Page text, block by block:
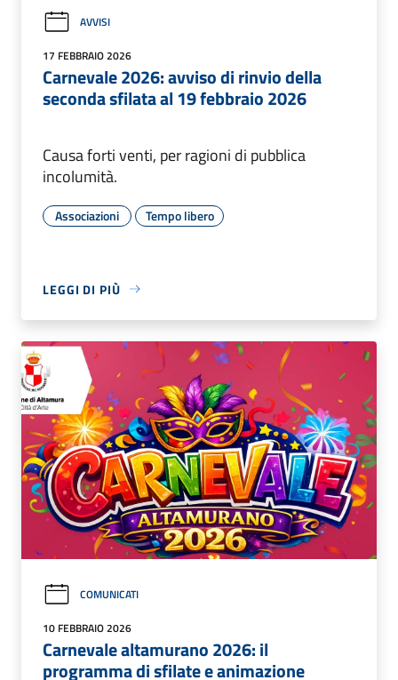
AVVISI
17 FEBBRAIO 2026
Carnevale 2026: avviso di rinvio della
seconda sfilata al 19 febbraio 2026
Causa forti venti, per ragioni di pubblica
incolumità.
Associazioni Tempo libero
LEGGI DI PIÙ
COMUNICATI
10 FEBBRAIO 2026
Carnevale altamurano 2026: il
programma di sfilate e animazione